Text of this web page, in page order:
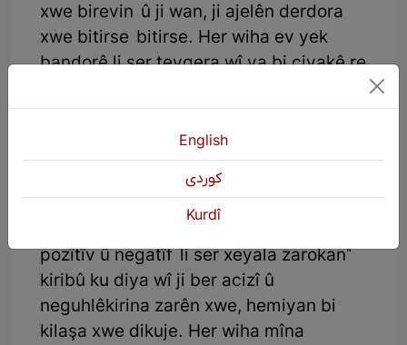
xwe birevin û ji wan, ji ajelên derdora
xwe bitirse bitirse. Her wiha ev yek
bandorê li ser tevgera wî ya bi civakê re
rêgezan bi hewirdora xwe re bide û
Nimûneyên van çîrokan gelek in, mîna
çîroka Nîskoyê ku me di gotareke berê
pozîtîv û negatîf li ser xeyala zarokan"
kiribû ku diya wî ji ber acizî û
neguhlêkirina zarên xwe, hemiyan bi
kilaşa xwe dikuje. Her wiha mîna
English
كوردی
Kurdî